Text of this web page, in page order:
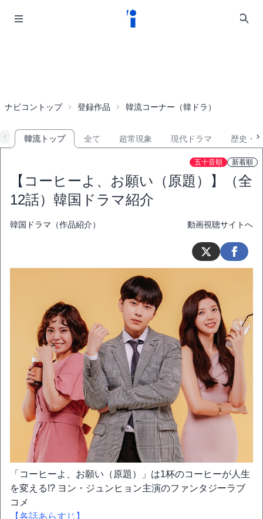
ナビコントップ 登録作品 韓流コーナー（韓ドラ）
韓流トップ 全て 超常現象 現代ドラマ 歴史・
五十音順 新着順
【コーヒーよ、お願い（原題）】（全
12話）韓国ドラマ紹介
韓国ドラマ（作品紹介） 動画視聴サイトへ
「コーヒーよ、お願い（原題）」は1杯のコーヒーが人生
を変える!? ヨン・ジュンヒョン主演のファンタジーラブ
コメ
【各話あらすじ】